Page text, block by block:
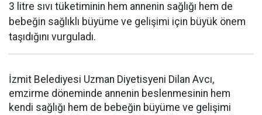
3 litre sıvı tüketiminin hem annenin sağlığı hem de
bebeğin sağlıklı büyüme ve gelişimi için büyük önem
taşıdığını vurguladı.
İzmit Belediyesi Uzman Diyetisyeni Dilan Avcı,
emzirme döneminde annenin beslenmesinin hem
kendi sağlığı hem de bebeğin büyüme ve gelişimi